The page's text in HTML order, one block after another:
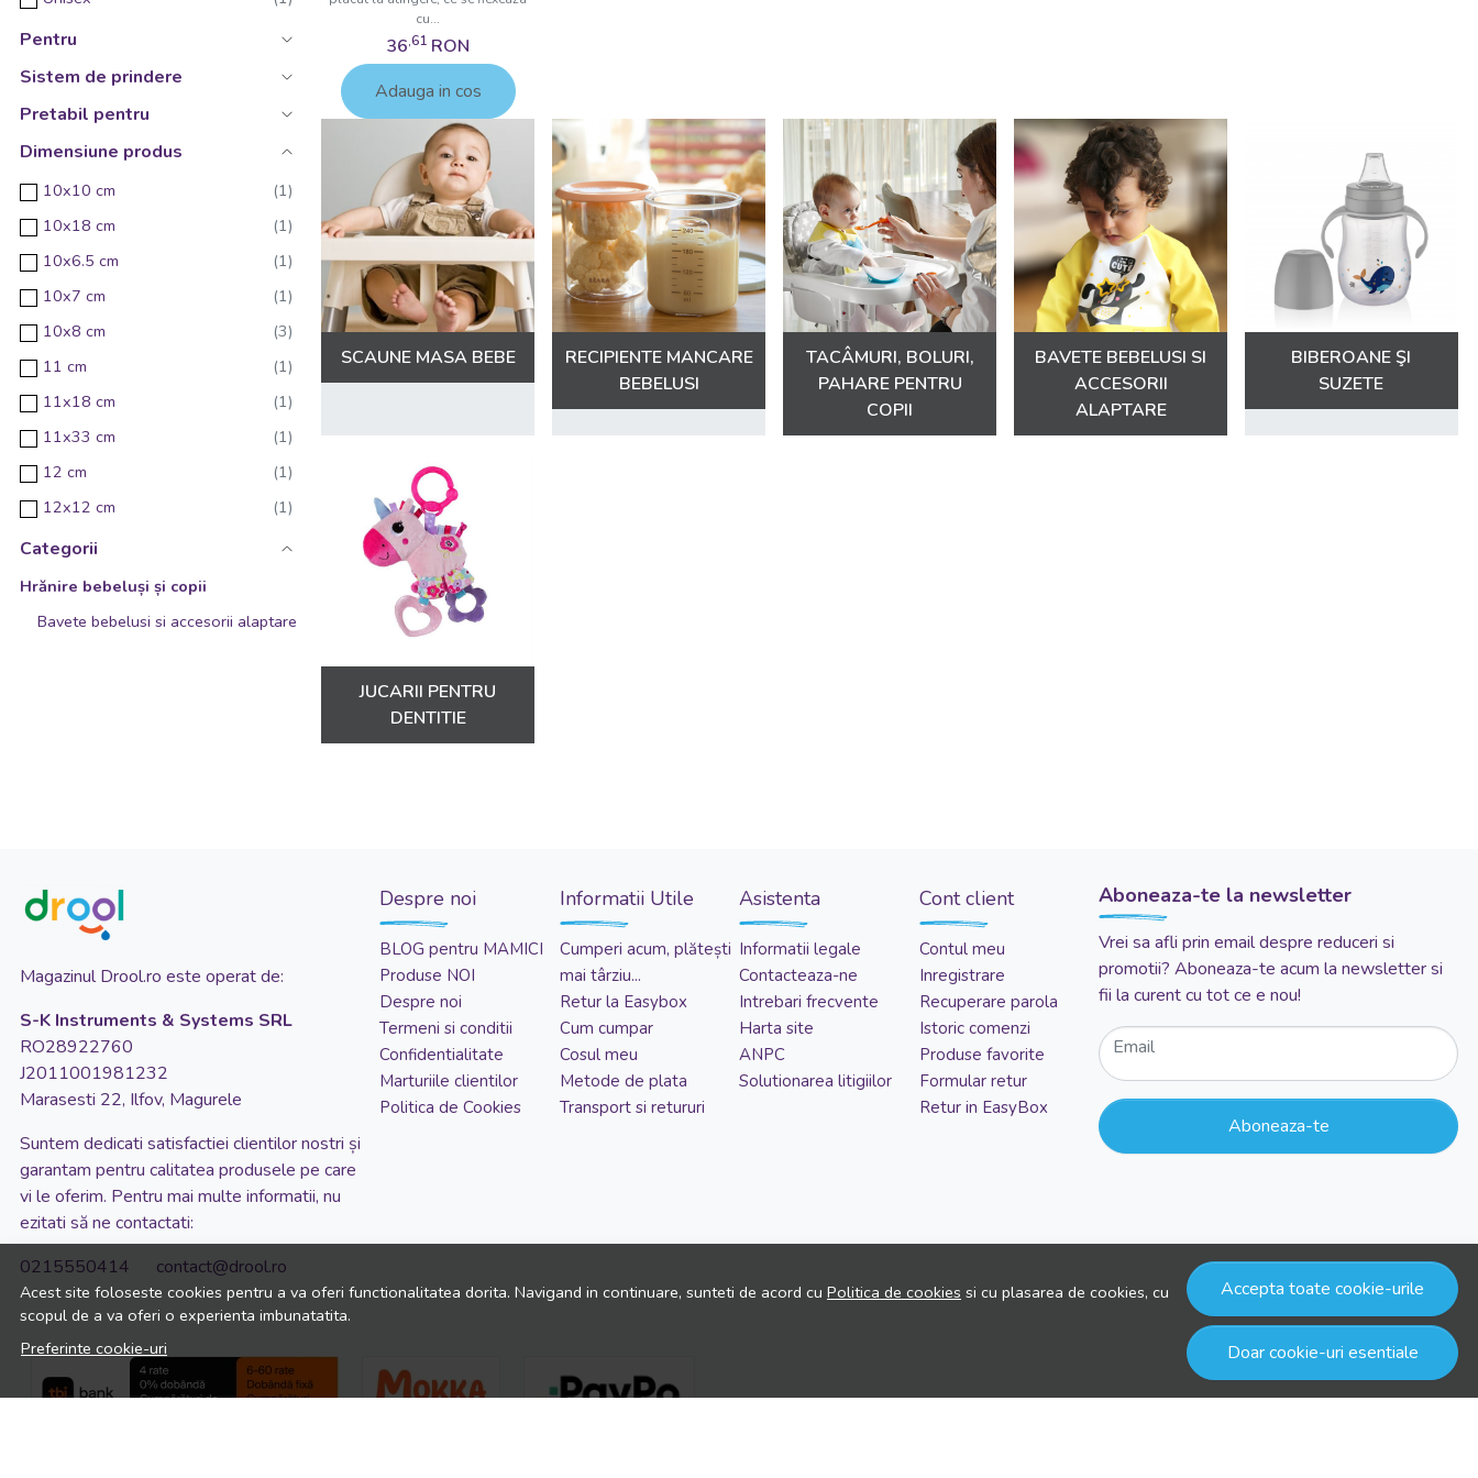
Pentru
Sistem de prindere
Pretabil pentru
Dimensiune produs
10x10 cm
10x18 cm
10x6.5 cm
10x7 cm
10x8 cm
11 cm
11x18 cm
11x33 cm
12 cm
12x12 cm
12x16 cm
12x6 cm
15 cm
19x30 cm
1x8cm
20x20 cm
21x46 cm
22x18.5 cm
22x23 cm
22x27 cm
22x57 cm
24x20 cm
24x34 cm
24x35 cm
Categorii
Hrănire bebeluși și copii
Bavete bebelusi si accesorii alaptare
cu...
36,61 RON
Adauga in cos
SCAUNE MASA BEBE
RECIPIENTE MANCARE
BEBELUSI
TACÂMURI, BOLURI,
PAHARE PENTRU
COPII
BAVETE BEBELUSI SI
ACCESORII
ALAPTARE
BIBEROANE ŞI
SUZETE
JUCARII PENTRU
DENTITIE
Acest site foloseste cookies pentru a va oferi functionalitatea dorita. Navigand in continuare, sunteti de acord cu Politica de cookies si cu plasarea de cookies, cu
scopul de a va oferi o experienta imbunatatita.
Preferinte cookie-uri
Accepta toate cookie-urile
Doar cookie-uri esentiale
Magazinul Drool.ro este operat de:
S-K Instruments & Systems SRL
RO28922760
J2011001981232
Marasesti 22, Ilfov, Magurele
Suntem dedicati satisfactiei clientilor nostri și
garantam pentru calitatea produsele pe care
vi le oferim. Pentru mai multe informatii, nu
ezitati să ne contactati:
0215550414 contact@drool.ro
Despre noi
BLOG pentru MAMICI
Produse NOI
Despre noi
Termeni si conditii
Confidentialitate
Marturiile clientilor
Politica de Cookies
Informatii Utile
Cumperi acum, plătești
mai târziu...
Retur la Easybox
Cum cumpar
Cosul meu
Metode de plata
Transport si retururi
Asistenta
Informatii legale
Contacteaza-ne
Intrebari frecvente
Harta site
ANPC
Solutionarea litigiilor
Cont client
Contul meu
Inregistrare
Recuperare parola
Istoric comenzi
Produse favorite
Formular retur
Retur in EasyBox
Aboneaza-te la newsletter
Vrei sa afli prin email despre reduceri si
promotii? Aboneaza-te acum la newsletter si
fii la curent cu tot ce e nou!
Email
Aboneaza-te